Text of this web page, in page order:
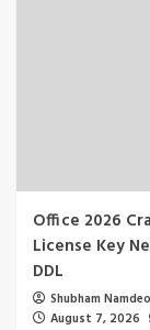
Office 2026
License Key
DDL
Shubham Namdeo
August 7, 2026